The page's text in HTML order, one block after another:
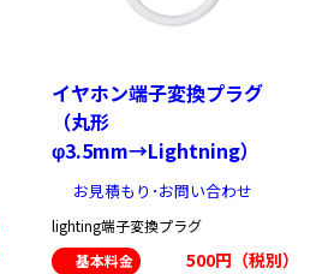
イヤホン端子変換プラグ
（丸形
φ3.5mm→Lightning）
お見積もり･お問い合わせ
lighting端子変換プラグ
基本料金
500円（税別）